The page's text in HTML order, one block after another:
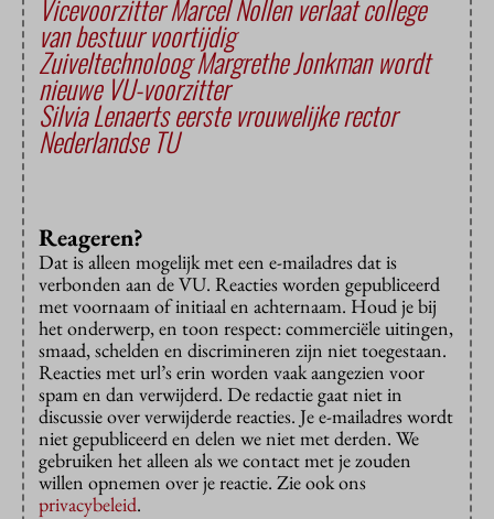
Vicevoorzitter Marcel Nollen verlaat college
van bestuur voortijdig
Zuiveltechnoloog Margrethe Jonkman wordt
nieuwe VU-voorzitter
Silvia Lenaerts eerste vrouwelijke rector
Nederlandse TU
Reageren?
Dat is alleen mogelijk met een e-mailadres dat is
verbonden aan de VU. Reacties worden gepubliceerd
met voornaam of initiaal en achternaam. Houd je bij
het onderwerp, en toon respect: commerciële uitingen,
smaad, schelden en discrimineren zijn niet toegestaan.
Reacties met url’s erin worden vaak aangezien voor
spam en dan verwijderd. De redactie gaat niet in
discussie over verwijderde reacties. Je e-mailadres wordt
niet gepubliceerd en delen we niet met derden. We
gebruiken het alleen als we contact met je zouden
willen opnemen over je reactie. Zie ook ons
privacybeleid.